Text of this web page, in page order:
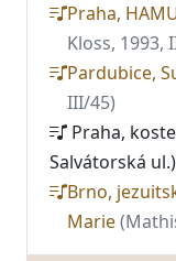
Praha,
Kloss, 1993,
Pardubice,
III/45)
Praha,
Salvátorská ul.)
Brno,
Marie